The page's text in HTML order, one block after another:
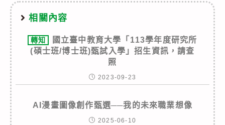
相關內容
轉知
國立臺中教育大學「113學年度研究所
(碩士班/博士班)甄試入學」招生資訊，請查
照
2023-09-23
AI漫畫圖像創作甄選──我的未來職業想像
2025-06-10